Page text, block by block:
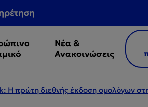
Νέα &
Ανακοινώσεις
Η πρώτη διεθνής έκδοση ομολόγων